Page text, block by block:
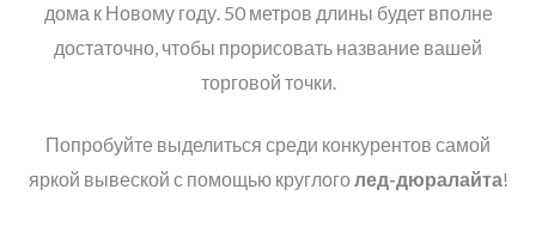
дома к Новому году. 50 метров длины будет вполне
достаточно, чтобы прорисовать название вашей
торговой точки.
Попробуйте выделиться среди конкурентов самой
яркой вывеской с помощью круглоголед-дюралайта!